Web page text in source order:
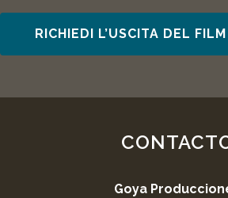
RICHIEDI L’USCITA DEL
Goya